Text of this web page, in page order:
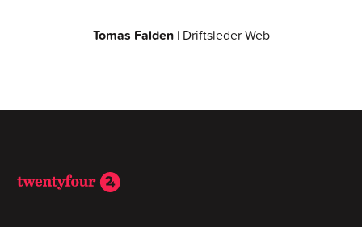
Tomas Falden| Driftsleder Web